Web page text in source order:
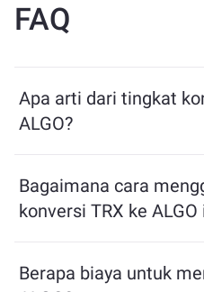
FAQ
Apa arti dari tingkat
ALGO?
yang akan Anda terima
Tingkat ini berfluktuasi
Bagaimana cara
konversi TRX ke ALGO
tukarkan, dan alat ini akan
Berapa biaya untuk